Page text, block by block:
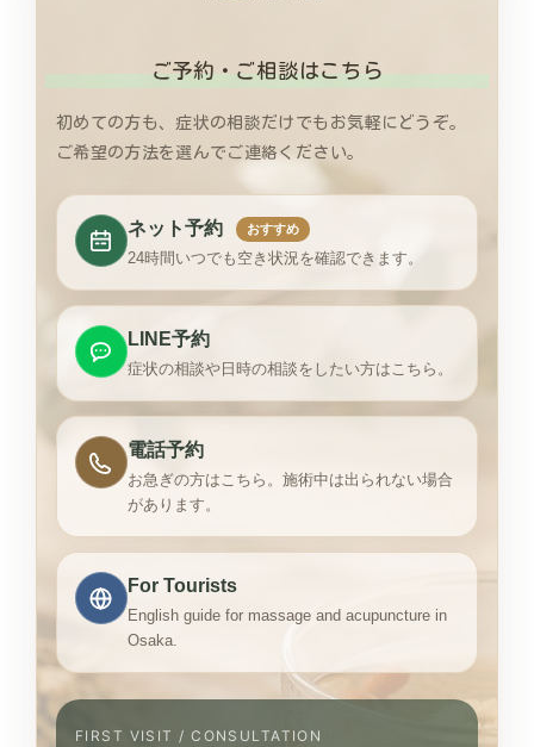
ご予約・ご相談はこちら
初めての方も、症状の相談だけでもお気軽にどうぞ。
ご希望の方法を選んでご連絡ください。
ネット予約 おすすめ
24時間いつでも空き状況を確認できます。
LINE予約
症状の相談や日時の相談をしたい方はこちら。
電話予約
お急ぎの方はこちら。施術中は出られない場合
があります。
For Tourists
English guide for massage and acupuncture in
Osaka.
FIRST VISIT / CONSULTATION